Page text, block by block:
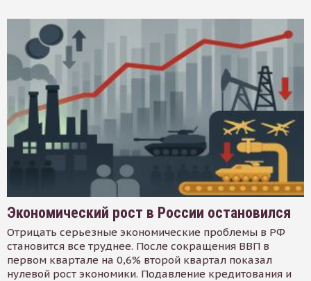
Экономический рост в России остановился
Отрицать серьезные экономические проблемы в РФ
становится все труднее. После сокращения ВВП в
первом квартале на 0,6% второй квартал показал
нулевой рост экономики. Подавление кредитования и